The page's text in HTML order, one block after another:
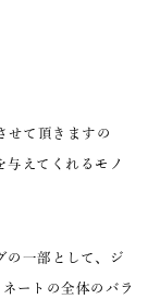
せて頂きますの
えてくれるモノ
の一部として、ジ
ートの全体のバラ